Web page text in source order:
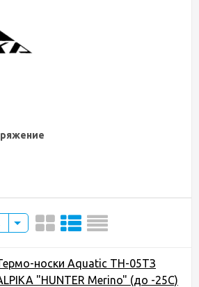
носки Aquatic ТН-05ТЗ
"HUNTER Merino" (до -25С)